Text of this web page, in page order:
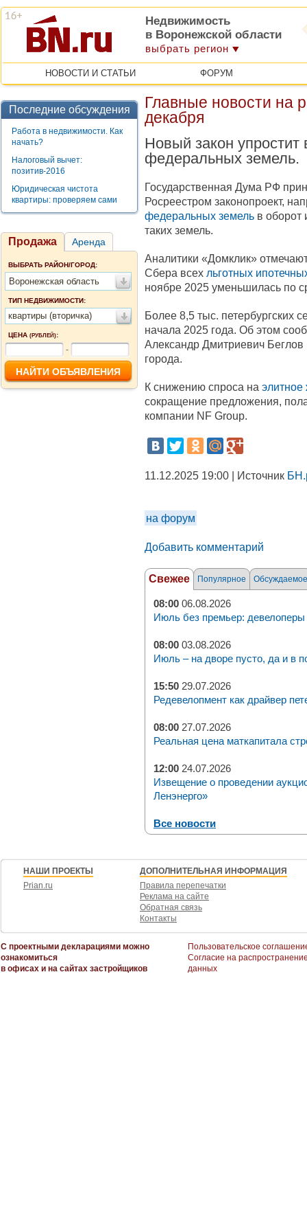
Недвижимость
в Воронежской области
выбрать регион
НОВОСТИ И СТАТЬИ ФОРУМ
Последние обсуждения
Работа в недвижимости. Как
начать?
Налоговый вычет:
позитив-2016
Юридическая чистота
квартиры: проверяем сами
Продажа Аренда
ВЫБРАТЬ РАЙОН/ГОРОД:
Воронежская область
ТИП НЕДВИЖИМОСТИ:
квартиры (вторичка)
ЦЕНА (РУБЛЕЙ):
-
Главные новости на
декабря
Новый закон упростит
федеральных земель.
Государственная Дума РФ
Росреестром законопроект,
федеральных земель в оборот
таких земель.
Аналитики «Домклик»
Сбера всех льготных
ноябре 2025 уменьшилась по
Более 8,5 тыс. петербургских
начала 2025 года. Об этом
Александр Дмитриевич
города.
К снижению спроса на элитное
сокращение предложения,
компании NF Group.
11.12.2025 19:00 | Источник
на форум
Добавить комментарий
Свежее Популярное Обсуждаемое
08:00 06.08.2026
Июль без премьер: девелоперы
08:00 03.08.2026
Июль – на дворе пусто, да и в
15:50 29.07.2026
Редевелопмент как драйвер
08:00 27.07.2026
Реальная цена маткапитала
12:00 24.07.2026
Извещение о проведении
Ленэнерго»
Все новости
НАШИ ПРОЕКТЫ
Prian.ru
ДОПОЛНИТЕЛЬНАЯ ИНФОРМАЦИЯ
Правила перепечатки
Реклама на сайте
Обратная связь
Контакты
С проектными декларациями можно
ознакомиться
в офисах и на сайтах застройщиков
Пользовательское
Согласие на
данных